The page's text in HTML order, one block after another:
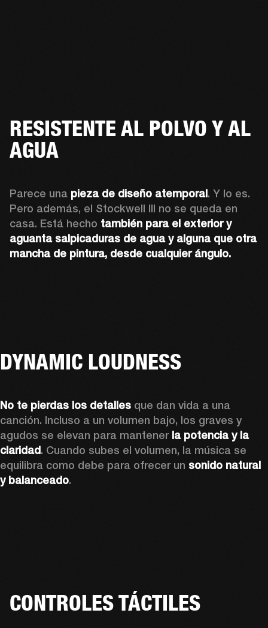
RESISTENTE AL POLVO Y AL
AGUA
Parece una pieza de diseño atemporal. Y lo es.
Pero además, el Stockwell III no se queda en
casa. Está hecho también para el exterior y
aguanta salpicaduras de agua y alguna que otra
mancha de pintura, desde cualquier ángulo.
DYNAMIC LOUDNESS
No te pierdas los detalles que dan vida a una
canción. Incluso a un volumen bajo, los graves y
agudos se elevan para mantener la potencia y la
claridad. Cuando subes el volumen, la música se
equilibra como debe para ofrecer un sonido natural
y balanceado.
CONTROLES TÁCTILES